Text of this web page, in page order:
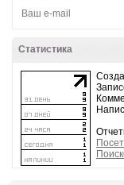
Статистика